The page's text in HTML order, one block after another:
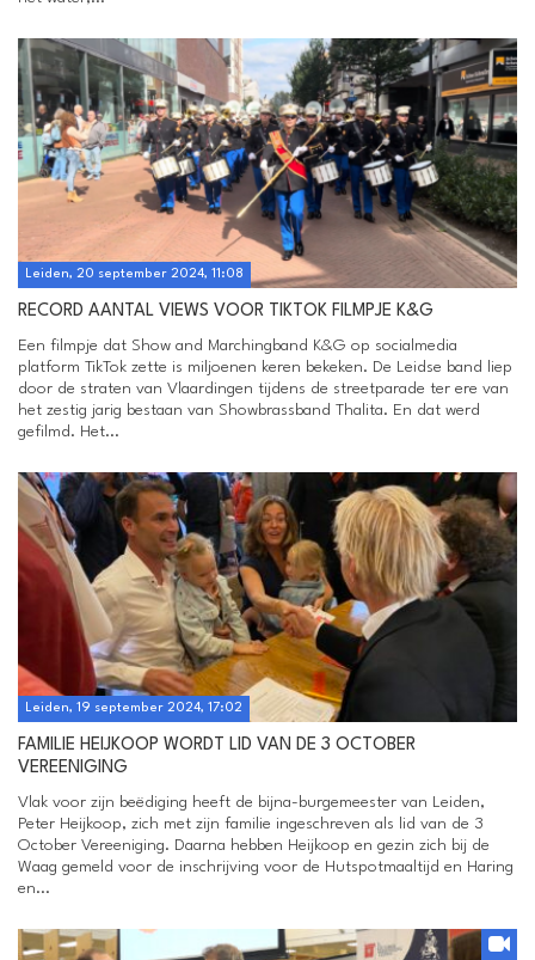
Leiden, 20 september 2024, 11:08
RECORD AANTAL VIEWS VOOR TIKTOK FILMPJE K&G
Een filmpje dat Show and Marchingband K&G op socialmedia
platform TikTok zette is miljoenen keren bekeken. De Leidse band liep
door de straten van Vlaardingen tijdens de streetparade ter ere van
het zestig jarig bestaan van Showbrassband Thalita. En dat werd
gefilmd. Het...
Leiden, 19 september 2024, 17:02
FAMILIE HEIJKOOP WORDT LID VAN DE 3 OCTOBER
VEREENIGING
Vlak voor zijn beëdiging heeft de bijna-burgemeester van Leiden,
Peter Heijkoop, zich met zijn familie ingeschreven als lid van de 3
October Vereeniging. Daarna hebben Heijkoop en gezin zich bij de
Waag gemeld voor de inschrijving voor de Hutspotmaaltijd en Haring
en...